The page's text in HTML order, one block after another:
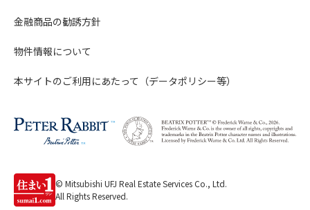
金融商品の勧誘方針
物件情報について
本サイトのご利用にあたって（データポリシー等）
© Mitsubishi UFJ Real Estate Services Co., Ltd.
All Rights Reserved.